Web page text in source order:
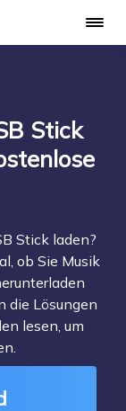
Stick
Stick laden?
ob Sie Musik
die Lösungen
lesen, um